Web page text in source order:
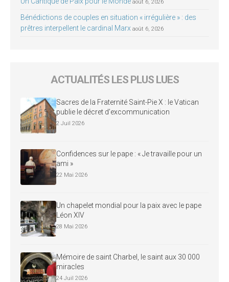
août 6, 2026
Bénédictions de couples en situation « irrégulière » : des
prêtres interpellent le cardinal Marx août 6, 2026
ACTUALITÉS LES PLUS LUES
Sacres de la Fraternité Saint-Pie X : le Vatican
publie le décret d’excommunication
2 Juil 2026
Confidences sur le pape : « Je travaille pour un
ami »
22 Mai 2026
Un chapelet mondial pour la paix avec le pape
Léon XIV
28 Mai 2026
Mémoire de saint Charbel, le saint aux 30 000
miracles
24 Juil 2026